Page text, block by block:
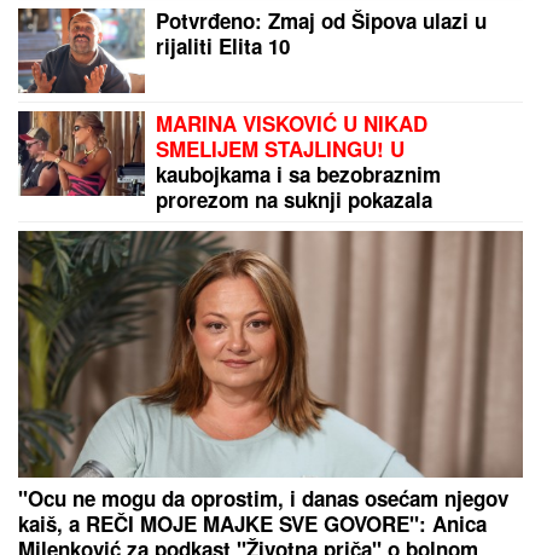
Oglasila se sa jahte, ovako se baškare (FOTO)
KRVAVA ČITULJA POKRENULA
PAKAO U BALKANSKOM GRADU?!
Opsadno stanje na ulicama, MECI
LETE NA SVE STRANE: Drama
počela ubistvom na sastanku zbog
duga Zviceru, onda je usledio HAOS
(FOTO)
Slavni glumac SMRŠAO 90 KG,
njegova transformacija šokirala
fanove - IZGLEDA
NEPREPOZNATLJIVO: Zahvaljujući
ovom režimu uspeo je da se
PREPOLOVI